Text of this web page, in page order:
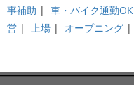
事補助 | 車・バイク通勤OK
営 | 上場 | オープニング |